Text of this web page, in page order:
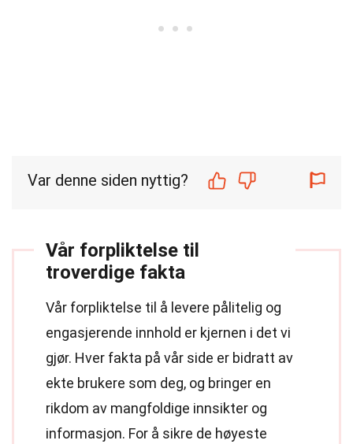
Var denne siden nyttig?
Vår forpliktelse til
troverdige fakta
Vår forpliktelse til å levere pålitelig og
engasjerende innhold er kjernen i det vi
gjør. Hver fakta på vår side er bidratt av
ekte brukere som deg, og bringer en
rikdom av mangfoldige innsikter og
informasjon. For å sikre de høyeste